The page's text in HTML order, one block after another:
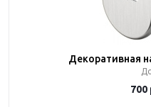
Декоративная
700